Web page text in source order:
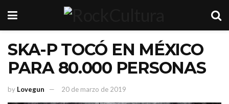
SKA-P TOCÓ EN MÉXICO
PARA 80.000 PERSONAS
by Lovegun 20 de marzo de 2019